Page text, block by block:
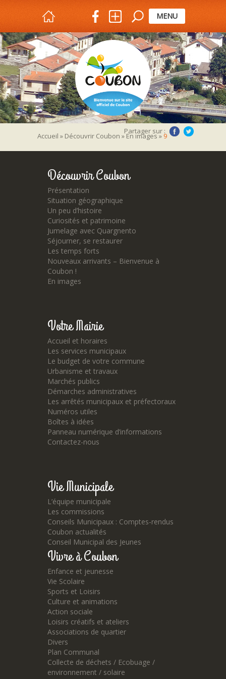
MENU
Accueil » Découvrir Coubon »En images» 9
Partager sur :
Découvrir Coubon
Présentation
Situation géographique
Un peu d’histoire
Curiosités et patrimoine
Jumelage avec Quargnento
Séjourner, se restaurer
Les temps forts
Nouveaux arrivants – Bienvenue à
Coubon !
En images
Votre Mairie
Accueil et horaires
Les services municipaux
Le budget de votre commune
Urbanisme et travaux
Marchés publics
Démarches administratives
Les arrêtés municipaux et préfectoraux
Numéros utiles
Boîtes à idées
Panneau numérique d’informations
Contactez-nous
Vie Municipale
L’équipe municipale
Les commissions
Conseils Municipaux : Comptes-rendus
Coubon actualités
Conseil Municipal des Jeunes
Vivre à Coubon
Enfance et jeunesse
Vie Scolaire
Sports et Loisirs
Culture et animations
Action sociale
Loisirs créatifs et ateliers
Associations de quartier
Divers
Plan Communal
Collecte de déchets / Ecobuage /
environnement / solaire